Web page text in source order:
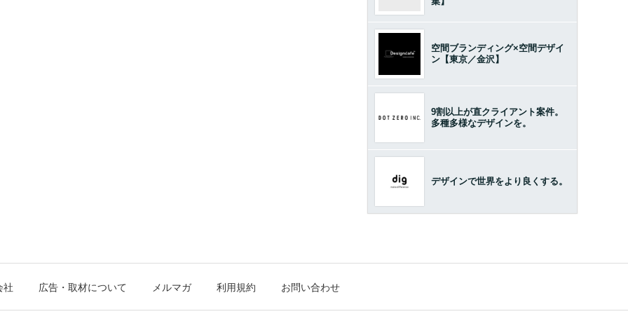
空間ブランディング×空間デザイ
ン【東京／金沢】
9割以上が直クライアント案件。
多種多様なデザインを。
デザインで世界をより良くする。
社 広告・取材について メルマガ 利用規約 お問い合わせ